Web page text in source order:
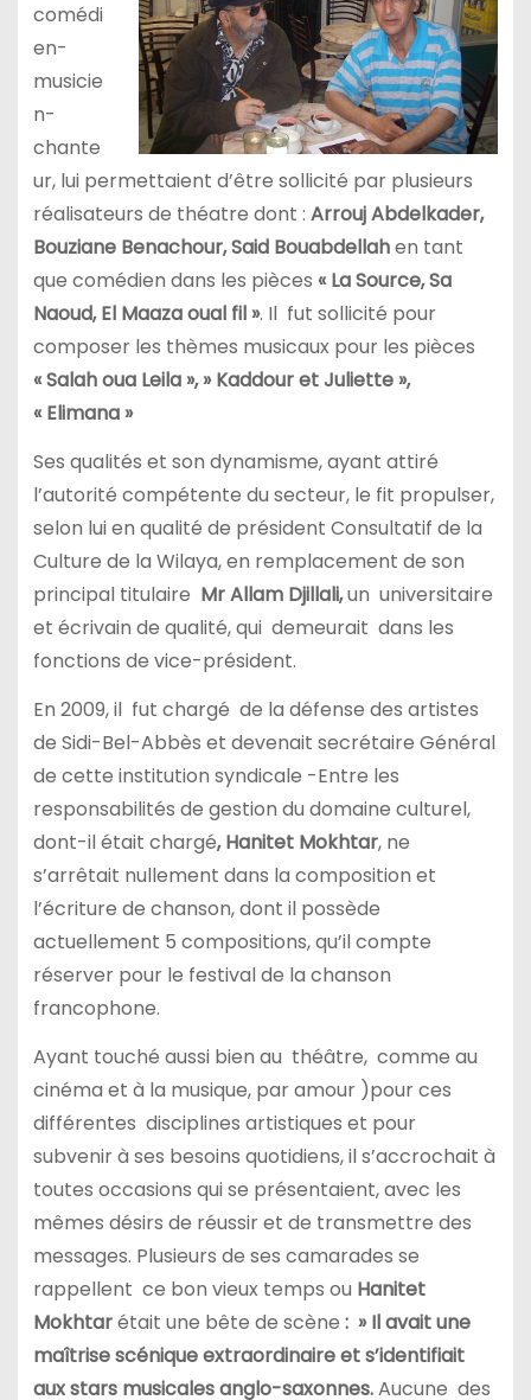
comédi
en-
musicie
n-
chante
ur, lui permettaient d’être sollicité par plusieurs
réalisateurs de théatre dont : Arrouj Abdelkader,
Bouziane Benachour, Said Bouabdellahen tant
que comédien dans les pièces « La Source, Sa
Naoud, El Maaza oual fil ». Il fut sollicité pour
composer les thèmes musicaux pour les pièces
« Salah oua Leila », » Kaddour et Juliette »,
« Elimana »
Ses qualités et son dynamisme, ayant attiré
l’autorité compétente du secteur, le fit propulser,
selon lui en qualité de président Consultatif de la
Culture de la Wilaya, en remplacement de son
principal titulaire Mr Allam Djillali,un universitaire
et écrivain de qualité, qui demeurait dans les
fonctions de vice-président.
En 2009, il fut chargé de la défense des artistes
de Sidi-Bel-Abbès et devenait secrétaire Général
de cette institution syndicale -Entre les
responsabilités de gestion du domaine culturel,
dont-il était chargé, Hanitet Mokhtar, ne
s’arrêtait nullement dans la composition et
l’écriture de chanson, dont il possède
actuellement 5 compositions, qu’il compte
réserver pour le festival de la chanson
francophone.
Ayant touché aussi bien au théâtre, comme au
cinéma et à la musique, par amour )pour ces
différentes disciplines artistiques et pour
subvenir à ses besoins quotidiens, il s’accrochait à
toutes occasions qui se présentaient, avec les
mêmes désirs de réussir et de transmettre des
messages. Plusieurs de ses camarades se
rappellent ce bon vieux temps ou Hanitet
Mokhtarétait une bête de scène : » Il avait une
maîtrise scénique extraordinaire et s’identifiait
aux stars musicales anglo-saxonnes.Aucune des